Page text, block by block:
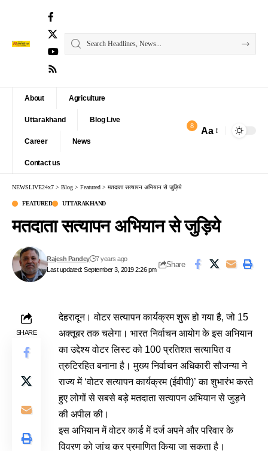
About Agriculture
Uttarakhand Blog Live
Career News
Contact us
8 Aa
NEWSLIVE24x7 > Blog > Featured > मतदाता सत्यापन अभियान से जुड़िये
FEATURED UTTARAKHAND
मतदाता सत्यापन अभियान से जुड़िये
Last updated: September 3, 2019 2:26 pm
Rajesh Pandey 7 years ago
Share
SHARE
देहरादून। वोटर सत्यापन कार्यक्रम शुरू हो गया है, जो 15
अक्तूबर तक चलेगा। भारत निर्वाचन आयोग के इस अभियान
का उद्देश्य वोटर लिस्ट को 100 प्रतिशत सत्यापित व
त्रुटिरहित बनाना है। मुख्य निर्वाचन अधिकारी सौजन्या ने
राज्य में ‘वोटर सत्यापन कार्यक्रम (ईवीपी)’ का शुभारंभ करते
हुए लोगों से सबसे बड़े मतदाता सत्यापन अभियान से जुड़ने
की अपील की।
इस अभियान में वोटर कार्ड में दर्ज अपने और परिवार के
विवरण को जांच कर प्रमाणित किया जा सकता है।